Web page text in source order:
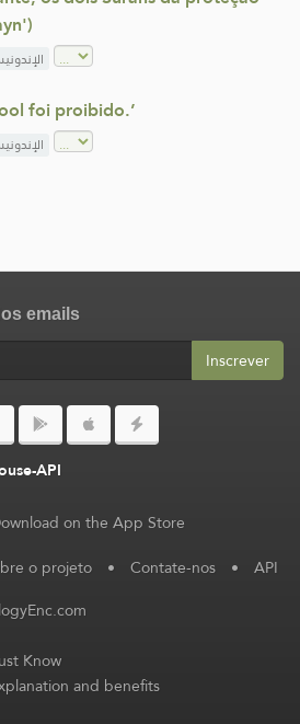
foi proibido.’
emails
Inscrever
API
o projeto • Contate-nos • API
Know
and benefits